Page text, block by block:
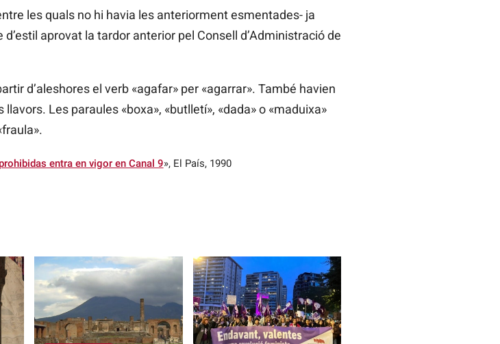
les quals no hi havia les anteriorment esmentades- ja
aprovat la tardor anterior pel Consell d’Administració de
d’aleshores el verb «agafar» per «agarrar». També havien
llavors. Les paraules «boxa», «butlletí», «dada» o «maduixa»
entra en vigor en Canal 9», El País, 1990